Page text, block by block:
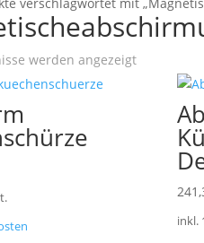
werden angezeigt
inkl.